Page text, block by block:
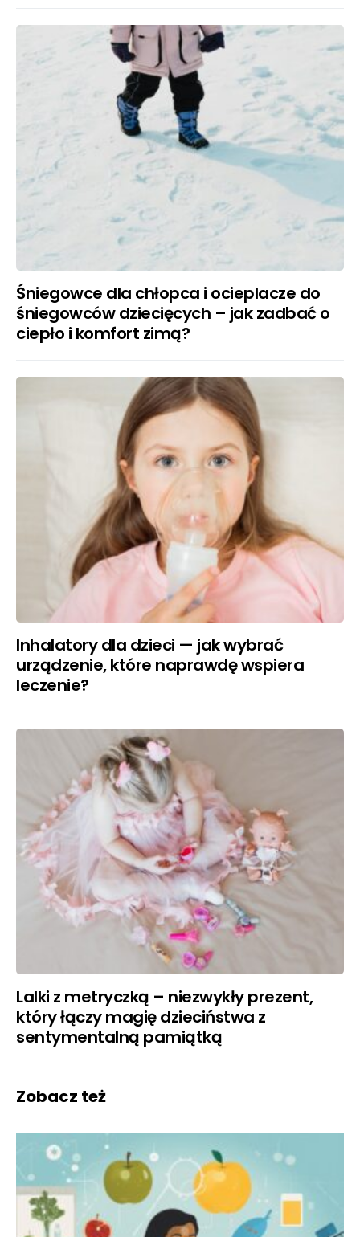
Śniegowce dla chłopca i ocieplacze do
śniegowców dziecięcych – jak zadbać o
ciepło i komfort zimą?
Inhalatory dla dzieci — jak wybrać
urządzenie, które naprawdę wspiera
leczenie?
Lalki z metryczką – niezwykły prezent,
który łączy magię dzieciństwa z
sentymentalną pamiątką
Zobacz też